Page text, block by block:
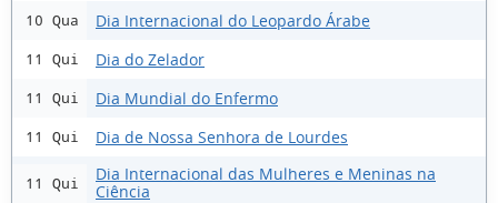
10 Qua Dia Internacional do Leopardo Árabe
11 Qui Dia do Zelador
11 Qui Dia Mundial do Enfermo
11 Qui Dia de Nossa Senhora de Lourdes
11 Qui
Dia Internacional das Mulheres e Meninas na
Ciência